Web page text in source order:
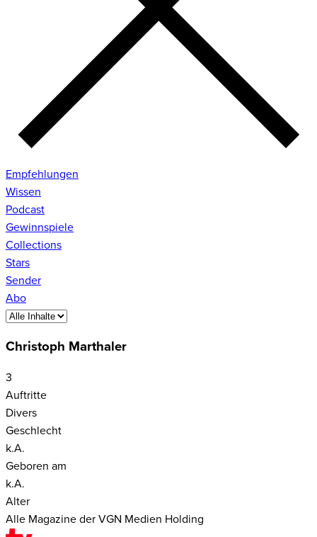
Empfehlungen
Wissen
Podcast
Gewinnspiele
Collections
Stars
Sender
Abo
Christoph Marthaler
3
Auftritte
Divers
Geschlecht
k.A.
Geboren am
k.A.
Alter
Alle Magazine der VGN Medien Holding